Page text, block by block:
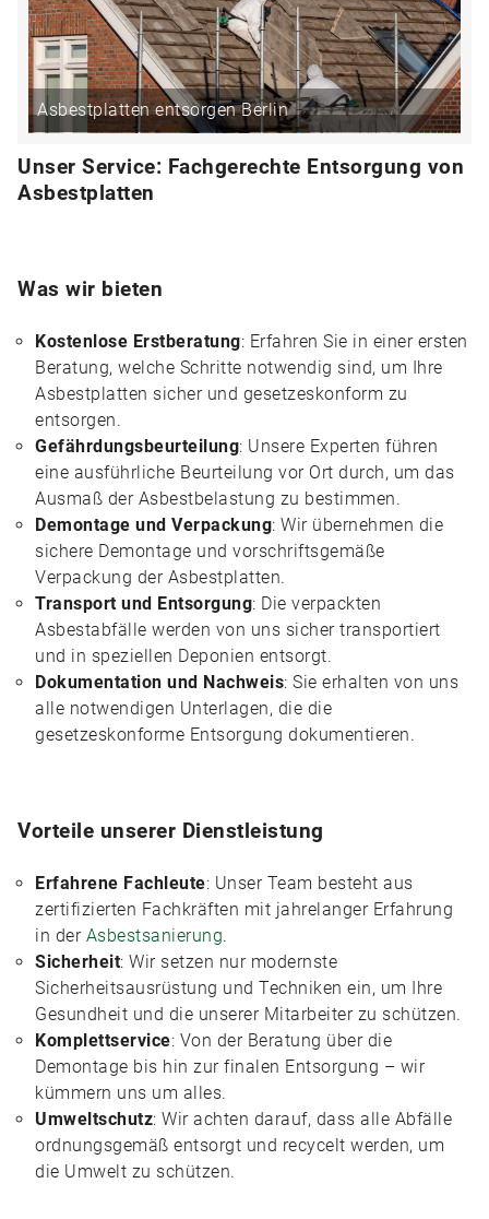
Asbestplatten entsorgen Berlin
Unser Service: Fachgerechte Entsorgung von
Asbestplatten
Was wir bieten
Kostenlose Erstberatung: Erfahren Sie in einer ersten
Beratung, welche Schritte notwendig sind, um Ihre
Asbestplatten sicher und gesetzeskonform zu
entsorgen.
Gefährdungsbeurteilung: Unsere Experten führen
eine ausführliche Beurteilung vor Ort durch, um das
Ausmaß der Asbestbelastung zu bestimmen.
Demontage und Verpackung: Wir übernehmen die
sichere Demontage und vorschriftsgemäße
Verpackung der Asbestplatten.
Transport und Entsorgung: Die verpackten
Asbestabfälle werden von uns sicher transportiert
und in speziellen Deponien entsorgt.
Dokumentation und Nachweis: Sie erhalten von uns
alle notwendigen Unterlagen, die die
gesetzeskonforme Entsorgung dokumentieren.
Vorteile unserer Dienstleistung
Erfahrene Fachleute: Unser Team besteht aus
zertifizierten Fachkräften mit jahrelanger Erfahrung
in der Asbestsanierung.
Sicherheit: Wir setzen nur modernste
Sicherheitsausrüstung und Techniken ein, um Ihre
Gesundheit und die unserer Mitarbeiter zu schützen.
Komplettservice: Von der Beratung über die
Demontage bis hin zur finalen Entsorgung – wir
kümmern uns um alles.
Umweltschutz: Wir achten darauf, dass alle Abfälle
ordnungsgemäß entsorgt und recycelt werden, um
die Umwelt zu schützen.